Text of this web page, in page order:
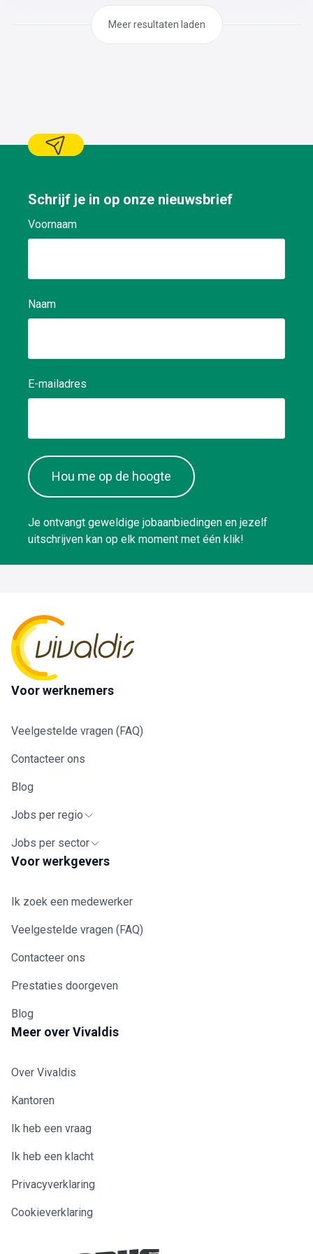
Meer resultaten laden
Schrijf je in op onze nieuwsbrief
Voornaam
Naam
E-mailadres
Hou me op de hoogte
Je ontvangt geweldige jobaanbiedingen en jezelf
uitschrijven kan op elk moment met één klik!
Voor werknemers
Veelgestelde vragen (FAQ)
Contacteer ons
Blog
Jobs per regio
Jobs per sector
Voor werkgevers
Ik zoek een medewerker
Veelgestelde vragen (FAQ)
Contacteer ons
Prestaties doorgeven
Blog
Meer over Vivaldis
Over Vivaldis
Kantoren
Ik heb een vraag
Ik heb een klacht
Privacyverklaring
Cookieverklaring